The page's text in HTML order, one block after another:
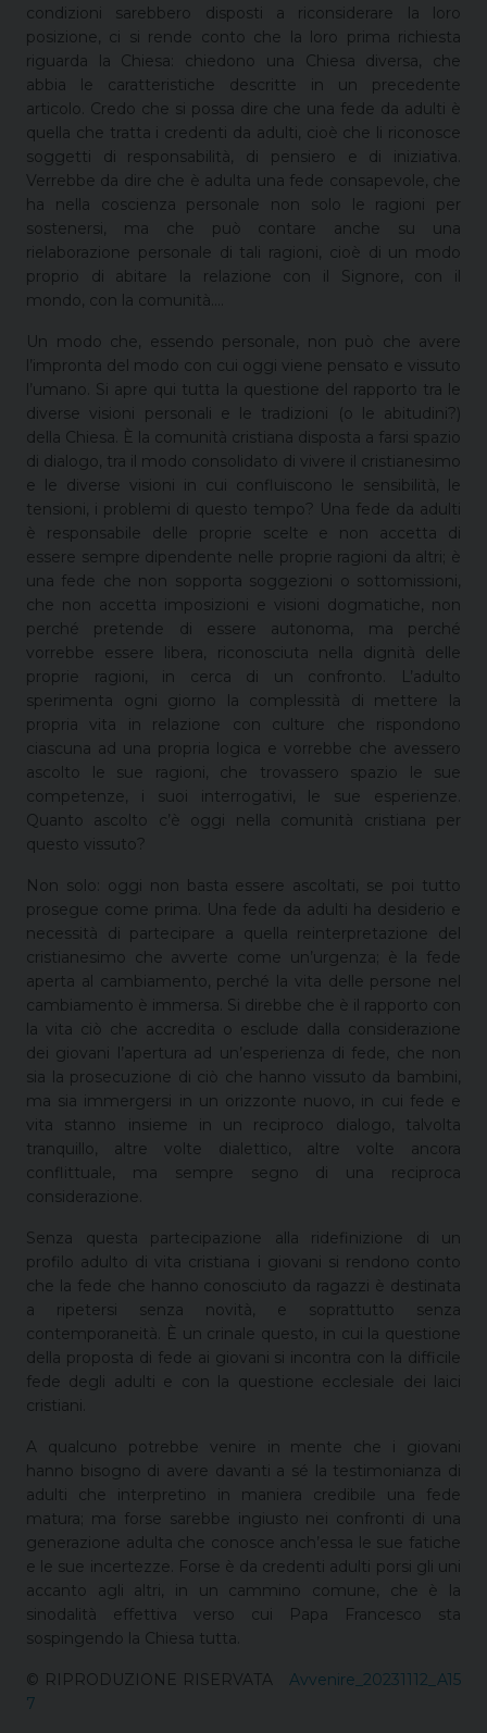
condizioni sarebbero disposti a riconsiderare la loro
posizione, ci si rende conto che la loro prima richiesta
riguarda la Chiesa: chiedono una Chiesa diversa, che
abbia le caratteristiche descritte in un precedente
articolo. Credo che si possa dire che una fede da adulti è
quella che tratta i credenti da adulti, cioè che li riconosce
soggetti di responsabilità, di pensiero e di iniziativa.
Verrebbe da dire che è adulta una fede consapevole, che
ha nella coscienza personale non solo le ragioni per
sostenersi, ma che può contare anche su una
rielaborazione personale di tali ragioni, cioè di un modo
proprio di abitare la relazione con il Signore, con il
mondo, con la comunità….
Un modo che, essendo personale, non può che avere
l’impronta del modo con cui oggi viene pensato e vissuto
l’umano. Si apre qui tutta la questione del rapporto tra le
diverse visioni personali e le tradizioni (o le abitudini?)
della Chiesa. È la comunità cristiana disposta a farsi spazio
di dialogo, tra il modo consolidato di vivere il cristianesimo
e le diverse visioni in cui confluiscono le sensibilità, le
tensioni, i problemi di questo tempo? Una fede da adulti
è responsabile delle proprie scelte e non accetta di
essere sempre dipendente nelle proprie ragioni da altri; è
una fede che non sopporta soggezioni o sottomissioni,
che non accetta imposizioni e visioni dogmatiche, non
perché pretende di essere autonoma, ma perché
vorrebbe essere libera, riconosciuta nella dignità delle
proprie ragioni, in cerca di un confronto. L’adulto
sperimenta ogni giorno la complessità di mettere la
propria vita in relazione con culture che rispondono
ciascuna ad una propria logica e vorrebbe che avessero
ascolto le sue ragioni, che trovassero spazio le sue
competenze, i suoi interrogativi, le sue esperienze.
Quanto ascolto c’è oggi nella comunità cristiana per
questo vissuto?
Non solo: oggi non basta essere ascoltati, se poi tutto
prosegue come prima. Una fede da adulti ha desiderio e
necessità di partecipare a quella reinterpretazione del
cristianesimo che avverte come un’urgenza; è la fede
aperta al cambiamento, perché la vita delle persone nel
cambiamento è immersa. Si direbbe che è il rapporto con
la vita ciò che accredita o esclude dalla considerazione
dei giovani l’apertura ad un’esperienza di fede, che non
sia la prosecuzione di ciò che hanno vissuto da bambini,
ma sia immergersi in un orizzonte nuovo, in cui fede e
vita stanno insieme in un reciproco dialogo, talvolta
tranquillo, altre volte dialettico, altre volte ancora
conflittuale, ma sempre segno di una reciproca
considerazione.
Senza questa partecipazione alla ridefinizione di un
profilo adulto di vita cristiana i giovani si rendono conto
che la fede che hanno conosciuto da ragazzi è destinata
a ripetersi senza novità, e soprattutto senza
contemporaneità. È un crinale questo, in cui la questione
della proposta di fede ai giovani si incontra con la difficile
fede degli adulti e con la questione ecclesiale dei laici
cristiani.
A qualcuno potrebbe venire in mente che i giovani
hanno bisogno di avere davanti a sé la testimonianza di
adulti che interpretino in maniera credibile una fede
matura; ma forse sarebbe ingiusto nei confronti di una
generazione adulta che conosce anch’essa le sue fatiche
e le sue incertezze. Forse è da credenti adulti porsi gli uni
accanto agli altri, in un cammino comune, che è la
sinodalità effettiva verso cui Papa Francesco sta
sospingendo la Chiesa tutta.
© RIPRODUZIONE RISERVATA Avvenire_20231112_A15
7